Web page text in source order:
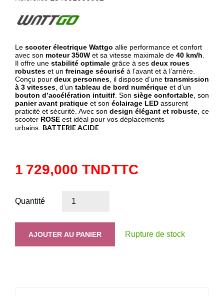
Le scooter électrique Wattgo allie performance et confort
avec son moteur 350W et sa vitesse maximale de 40 km/h
Il offre une stabilité optimale grâce à ses deux roues
robustes et un freinage sécurisé à l’avant et à l’arrière.
Conçu pour deux personnes , il dispose d’une transmission
à 3 vitesses , d’un tableau de bord numérique et d’un
bouton d’accélération intuitif . Son siège confortable , son
panier avant pratique et son éclairage LED assurent
praticité et sécurité. Avec son design élégant et robuste , ce
scooter ROSE est idéal pour vos déplacements
urbains. BATTERIE ACIDE
1 729,000 TNDTTC
Quantité
AJOUTER AU PANIER Rupture de stock